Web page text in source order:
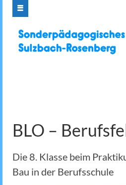
BLO –
Die 8. Klasse beim
Bau in der Berufsschule